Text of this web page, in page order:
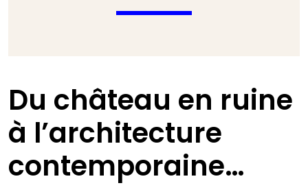
Du château en ruine
à l’architecture
contemporaine…